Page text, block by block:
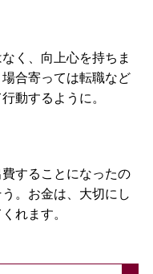
く、向上心を持ちま
合寄っては転職など
動するように。
することになったの
。お金は、大切にし
れます。